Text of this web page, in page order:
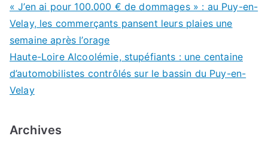
« J’en ai pour 100.000 € de dommages » : au Puy-en-
Velay, les commerçants pansent leurs plaies une
semaine après l’orage
Haute-Loire Alcoolémie, stupéfiants : une centaine
d’automobilistes contrôlés sur le bassin du Puy-en-
Velay
Archives